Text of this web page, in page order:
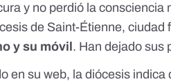
y no perdió la consciencia
de Saint-Étienne, ciudad
y su móvil . Han dejado sus
en su web, la diócesis indica